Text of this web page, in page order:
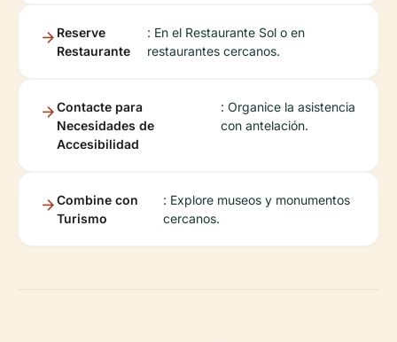
Reserve
Restaurante
: En el Restaurante Sol o en
restaurantes cercanos.
Contacte para
Necesidades de
Accesibilidad
: Organice la asistencia
con antelación.
Combine con
Turismo
: Explore museos y monumentos
cercanos.